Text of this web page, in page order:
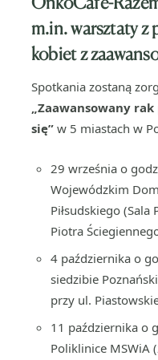
m.in. warsztaty z
kobiet z
Spotkania zostaną
„Zaawansowany
się” w 5 miastach w
29 września o
Wojewódzkim
Piłsudskiego
Piotra
4 października o
siedzibie
przy ul.
11 października o
Poliklinice MSWiA